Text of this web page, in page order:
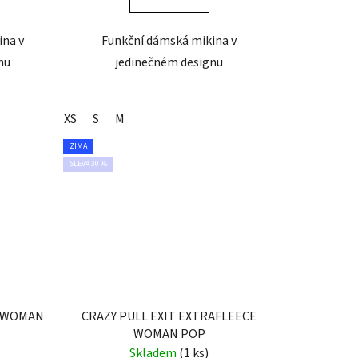
v
Funkční dámská mikina v
jedinečném designu
XS S M
ZIMA
SLEVA 30 %
CRAZY PULL EXIT EXTRAFLEECE
WOMAN POP
Skladem (1 ks)